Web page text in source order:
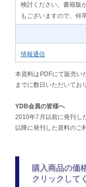
検討ください。書籍版
もございますので、何
情報通信
本資料はPDFにて販売い
までに数日いただいてお
YDB会員の皆様へ
2010年7月以前に発刊し
以降に発刊した資料のご
購入商品の価
クリックして